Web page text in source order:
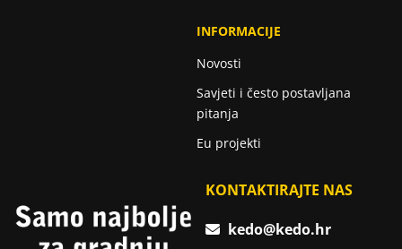
INFORMACIJE
Novosti
Savjeti i često postavljana
pitanja
Eu projekti
KONTAKTIRAJTE NAS
kedo@kedo.hr